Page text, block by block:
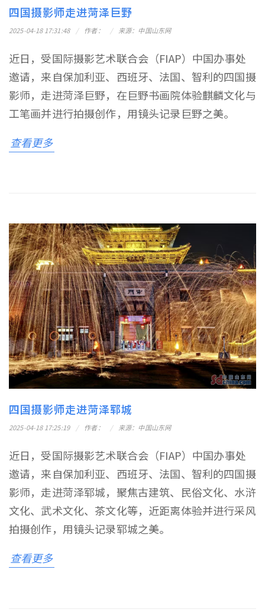
四国摄影师走进菏泽巨野
2025-04-18 17:31:48 作者： 来源：中国山东网
近日，受国际摄影艺术联合会（FIAP）中国办事处
邀请，来自保加利亚、西班牙、法国、智利的四国摄
影师，走进菏泽巨野，在巨野书画院体验麒麟文化与
工笔画并进行拍摄创作，用镜头记录巨野之美。
查看更多
四国摄影师走进菏泽郓城
2025-04-18 17:25:19 作者： 来源：中国山东网
近日，受国际摄影艺术联合会（FIAP）中国办事处
邀请，来自保加利亚、西班牙、法国、智利的四国摄
影师，走进菏泽郓城，聚焦古建筑、民俗文化、水浒
文化、武术文化、茶文化等，近距离体验并进行采风
拍摄创作，用镜头记录郓城之美。
查看更多